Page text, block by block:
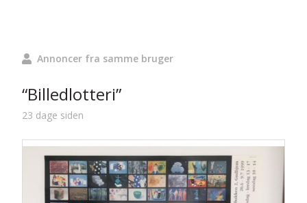
Annoncer fra samme bruger
“Billedlotteri”
23 dage siden